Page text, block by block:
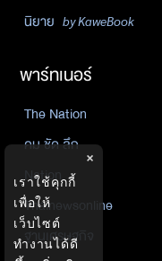
นิยาย by KaweBook
พาร์ทเนอร์
The Nation
คม ชัด ลึก
Nation
Thainewsonline
ฐานเศรษฐกิจ
×
เราใช้คุกกี้
เพื่อให้
เว็บไซต์
ทำงานได้ดี